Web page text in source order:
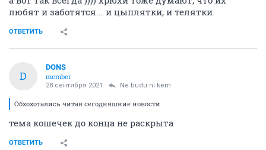
любят и заботятся... и цыплятки, и телятки
ОТВЕТИТЬ
D
DONS
member
28 сентября 2021 Ne budu ni kem
Обхохотались читая сегодняшние новости
тема кошечек до конца не раскрыта
ОТВЕТИТЬ